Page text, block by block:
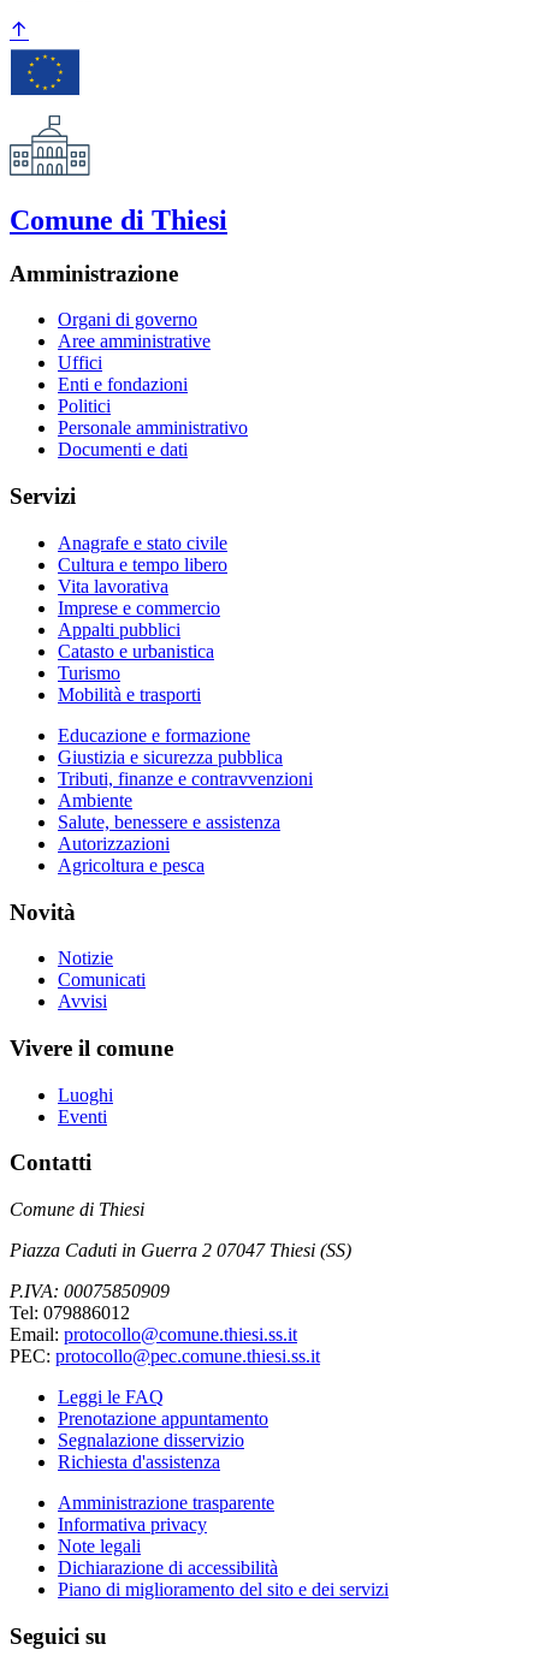
Comune di Thiesi
Amministrazione
Organi di governo
Aree amministrative
Uffici
Enti e fondazioni
Politici
Personale amministrativo
Documenti e dati
Servizi
Anagrafe e stato civile
Cultura e tempo libero
Vita lavorativa
Imprese e commercio
Appalti pubblici
Catasto e urbanistica
Turismo
Mobilità e trasporti
Educazione e formazione
Giustizia e sicurezza pubblica
Tributi, finanze e contravvenzioni
Ambiente
Salute, benessere e assistenza
Autorizzazioni
Agricoltura e pesca
Novità
Notizie
Comunicati
Avvisi
Vivere il comune
Luoghi
Eventi
Contatti
Comune di Thiesi
Piazza Caduti in Guerra 2 07047 Thiesi (SS)
P.IVA: 00075850909
Tel: 079886012
Email: protocollo@comune.thiesi.ss.it
PEC: protocollo@pec.comune.thiesi.ss.it
Leggi le FAQ
Prenotazione appuntamento
Segnalazione disservizio
Richiesta d'assistenza
Amministrazione trasparente
Informativa privacy
Note legali
Dichiarazione di accessibilità
Piano di miglioramento del sito e dei servizi
Seguici su